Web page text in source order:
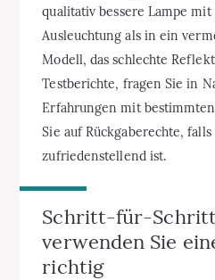
qualitativ bessere Lampe
Ausleuchtung als in ein
Modell, das schlechte
Testberichte, fragen Sie in
Erfahrungen mit
Sie auf Rückgaberechte,
zufriedenstellend ist.
Schritt-für-
verwenden Sie
richtig